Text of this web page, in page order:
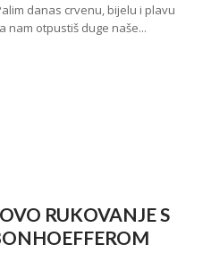
danas crvenu, bijelu i plavu
nam otpustiš duge naše...
RUKOVANJE S